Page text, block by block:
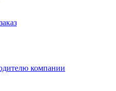
компании